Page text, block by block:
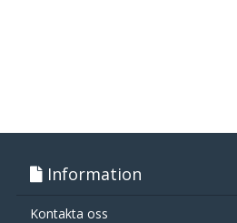
Information
Kontakta oss